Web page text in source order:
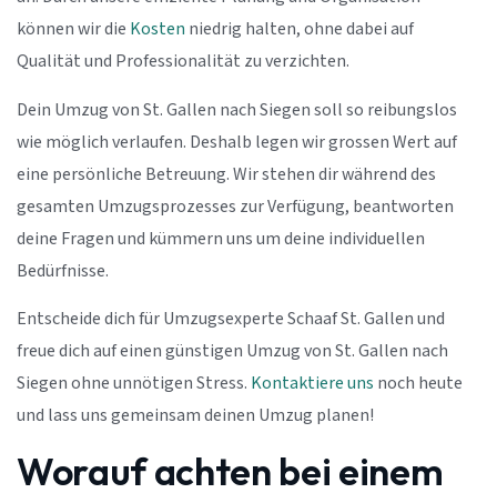
können wir die Kosten niedrig halten, ohne dabei auf
Qualität und Professionalität zu verzichten.
Dein Umzug von St. Gallen nach Siegen soll so reibungslos
wie möglich verlaufen. Deshalb legen wir grossen Wert auf
eine persönliche Betreuung. Wir stehen dir während des
gesamten Umzugsprozesses zur Verfügung, beantworten
deine Fragen und kümmern uns um deine individuellen
Bedürfnisse.
Entscheide dich für Umzugsexperte Schaaf St. Gallen und
freue dich auf einen günstigen Umzug von St. Gallen nach
Siegen ohne unnötigen Stress. Kontaktiere uns noch heute
und lass uns gemeinsam deinen Umzug planen!
Worauf achten bei einem